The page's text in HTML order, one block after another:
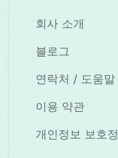
회사 소개
블로그
연락처 / 도움말
이용 약관
개인정보 보호